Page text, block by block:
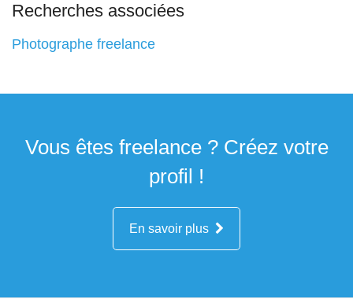
Recherches associées
Photographe freelance
Vous êtes freelance ? Créez votre
profil !
En savoir plus